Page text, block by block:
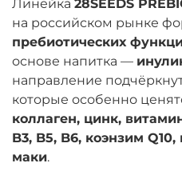
Линейка 28SEEDS
на российском рынке
пребиотических
основе напитка —
направление
которые особенно
коллаген, цинк,
B3, B5, B6, коэнзим
маки.